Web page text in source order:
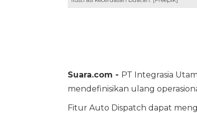
Suara.com - PT Integrasia
mendefinisikan ulang
Fitur Auto Dispatch dapat